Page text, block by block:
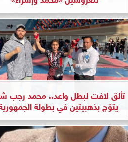
تألق لافت لبطل واعد.. محمد رجب
يتوّج بذهبيتين في بطولة